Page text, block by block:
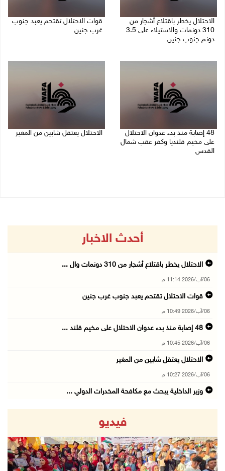
الاحتلال يخطر باقتلاع أشجار من
310 دونمات والاستيلاء على 3.5
دونم جنوب جنين
قوات الاحتلال تقتحم يعبد جنوب
غرب جنين
48 إصابة منذ بدء عدوان الاحتلال
على مخيم قلنديا وكفر عقب شمال
القدس
الاحتلال يعتقل شابين من المغير
أحدث الاخبار
الاحتلال يخطر باقتلاع أشجار من 310 دونمات وال ...
06/آب/2026 11:14 م
قوات الاحتلال تقتحم يعبد جنوب غرب جنين
06/آب/2026 10:49 م
48 إصابة منذ بدء عدوان الاحتلال على مخيم قلند ...
06/آب/2026 10:45 م
الاحتلال يعتقل شابين من المغير
06/آب/2026 10:27 م
وزير الداخلية يبحث مع مكافحة المخدرات الدولي ...
رئيس بلدية الخليل يطلع وفدا أميركيا على تطورا ...
06/آب/2026 09:59 م
فيديو